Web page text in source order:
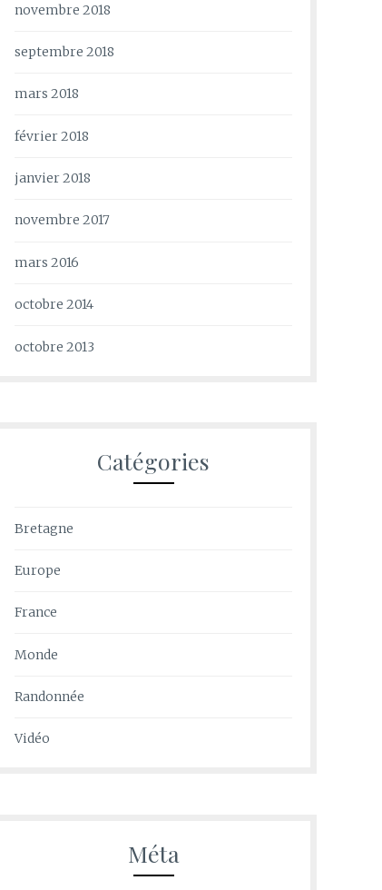
novembre 2018
septembre 2018
mars 2018
février 2018
janvier 2018
novembre 2017
mars 2016
octobre 2014
octobre 2013
Catégories
Bretagne
Europe
France
Monde
Randonnée
Vidéo
Méta